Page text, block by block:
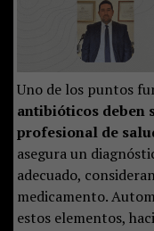
Uno de los puntos
antibióticos deben
profesional de
asegura un
adecuado,
medicamento.
estos elementos,